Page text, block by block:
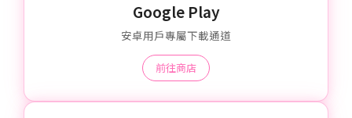
Google Play
安卓用戶專屬下載通道
前往商店